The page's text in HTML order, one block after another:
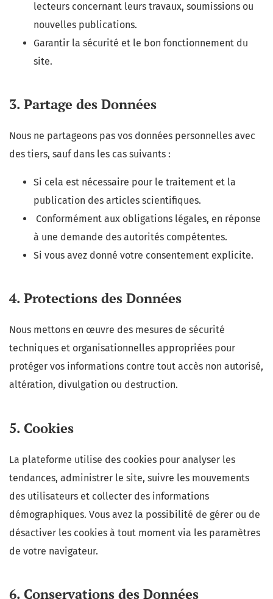
lecteurs concernant leurs travaux, soumissions ou
nouvelles publications.
Garantir la sécurité et le bon fonctionnement du
site.
3. Partage des Données
Nous ne partageons pas vos données personnelles avec
des tiers, sauf dans les cas suivants :
Si cela est nécessaire pour le traitement et la
publication des articles scientifiques.
Conformément aux obligations légales, en réponse
à une demande des autorités compétentes.
Si vous avez donné votre consentement explicite.
4. Protections des Données
Nous mettons en œuvre des mesures de sécurité
techniques et organisationnelles appropriées pour
protéger vos informations contre tout accès non autorisé,
altération, divulgation ou destruction.
5. Cookies
La plateforme utilise des cookies pour analyser les
tendances, administrer le site, suivre les mouvements
des utilisateurs et collecter des informations
démographiques. Vous avez la possibilité de gérer ou de
désactiver les cookies à tout moment via les paramètres
de votre navigateur.
6. Conservations des Données